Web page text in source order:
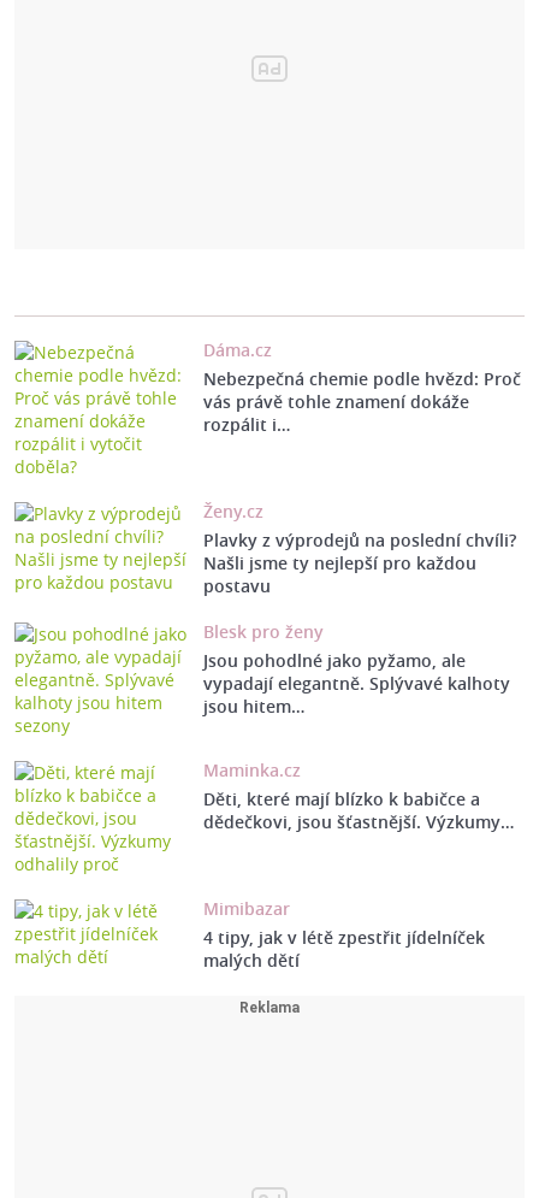
Dáma.cz
Nebezpečná chemie podle hvězd: Proč
vás právě tohle znamení dokáže
rozpálit i…
Ženy.cz
Plavky z výprodejů na poslední chvíli?
Našli jsme ty nejlepší pro každou
postavu
Blesk pro ženy
Jsou pohodlné jako pyžamo, ale
vypadají elegantně. Splývavé kalhoty
jsou hitem…
Maminka.cz
Děti, které mají blízko k babičce a
dědečkovi, jsou šťastnější. Výzkumy…
Mimibazar
4 tipy, jak v létě zpestřit jídelníček
malých dětí